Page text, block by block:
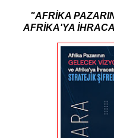
"AFRİKA
AFRİKA'YA